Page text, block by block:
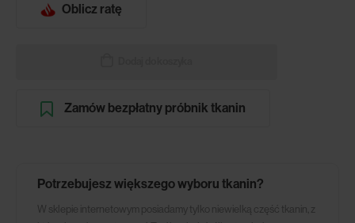
Oblicz ratę
Zamów bezpłatny próbnik tkanin
Potrzebujesz większego wyboru tkanin?
W sklepie internetowym posiadamy tylko niewielką część tkanin, z